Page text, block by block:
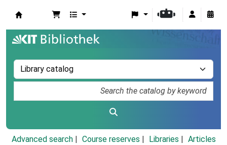
Advanced search Course reserves Libraries
Articles